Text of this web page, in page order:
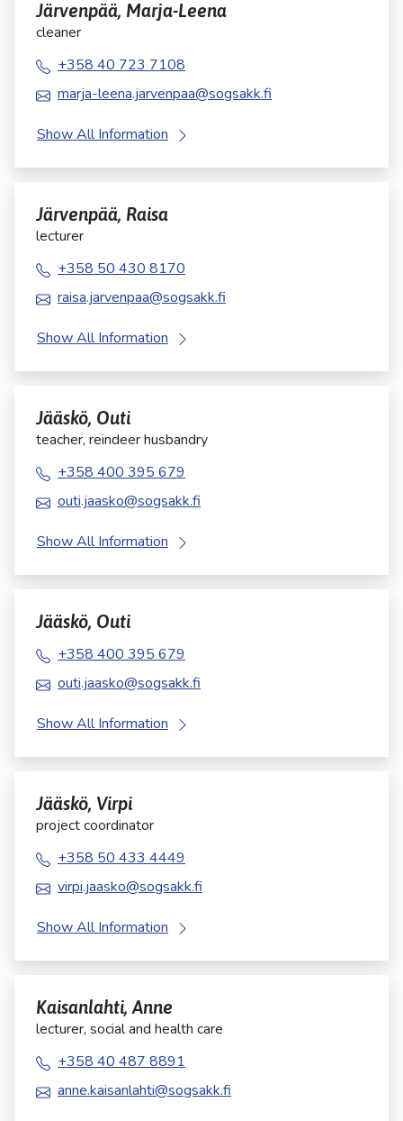
Järvenpää, Marja-Leena
cleaner
+358 40 723 7108
marja-leena.jarvenpaa@sogsakk.fi
Show All Information
Järvenpää, Raisa
lecturer
+358 50 430 8170
raisa.jarvenpaa@sogsakk.fi
Show All Information
Jääskö, Outi
teacher, reindeer husbandry
+358 400 395 679
outi.jaasko@sogsakk.fi
Show All Information
Jääskö, Outi
+358 400 395 679
outi.jaasko@sogsakk.fi
Show All Information
Jääskö, Virpi
project coordinator
+358 50 433 4449
virpi.jaasko@sogsakk.fi
Show All Information
Kaisanlahti, Anne
lecturer, social and health care
+358 40 487 8891
anne.kaisanlahti@sogsakk.fi